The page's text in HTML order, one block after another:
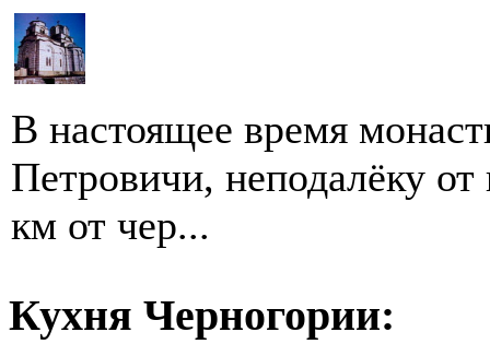
В настоящее время
Петровичи, неподалёку
км от чер...
Кухня Черногории: